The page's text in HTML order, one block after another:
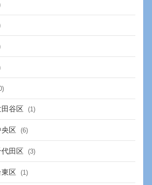
谷区 (1)
区 (6)
田区 (3)
区 (1)